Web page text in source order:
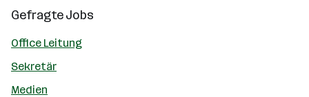
Gefragte Jobs
Office Leitung
Sekretär
Medien